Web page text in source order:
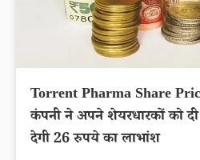
Torrent Pharma Share
कंपनी ने अपने शेयरधारकों को
देगी 26 रुपये का लाभांश